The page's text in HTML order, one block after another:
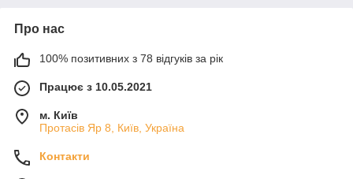
Про нас
100% позитивних з 78 відгуків за рік
Працює з 10.05.2021
м. Київ
Протасів Яр 8, Київ, Україна
Контакти